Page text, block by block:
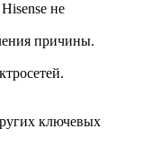
не
причины.
ключевых